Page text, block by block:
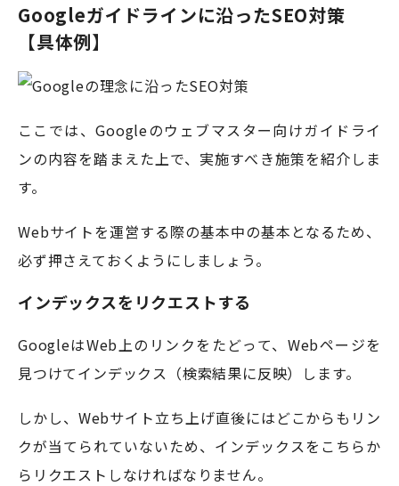
Googleガイドラインに沿ったSEO対策
【具体例】
ここでは、Googleのウェブマスター向けガイドライ
ンの内容を踏まえた上で、実施すべき施策を紹介しま
す。
Webサイトを運営する際の基本中の基本となるため、
必ず押さえておくようにしましょう。
インデックスをリクエストする
GoogleはWeb上のリンクをたどって、Webページを
見つけてインデックス（検索結果に反映）します。
しかし、Webサイト立ち上げ直後にはどこからもリン
クが当てられていないため、インデックスをこちらか
らリクエストしなければなりません。